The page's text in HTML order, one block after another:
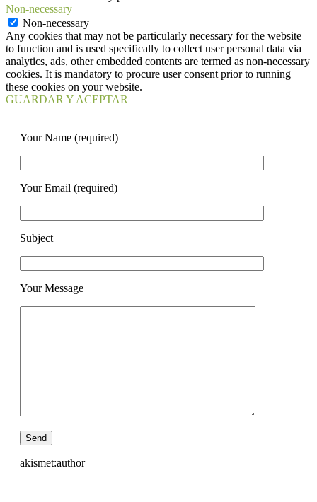
Non-necessary
Non-necessary
Any cookies that may not be particularly necessary for the website
to function and is used specifically to collect user personal data via
analytics, ads, other embedded contents are termed as non-necessary
cookies. It is mandatory to procure user consent prior to running
these cookies on your website.
GUARDAR Y ACEPTAR
Your Name (required)
Your Email (required)
Subject
Your Message
akismet:author